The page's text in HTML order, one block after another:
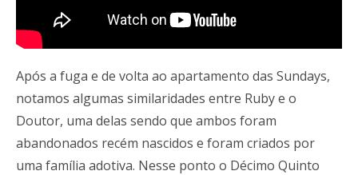
Após a fuga e de volta ao apartamento das Sundays,
notamos algumas similaridades entre Ruby e o
Doutor, uma delas sendo que ambos foram
abandonados recém nascidos e foram criados por
uma família adotiva. Nesse ponto o Décimo Quinto